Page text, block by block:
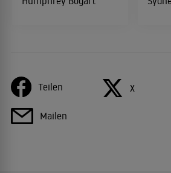
Teilen X
Mailen